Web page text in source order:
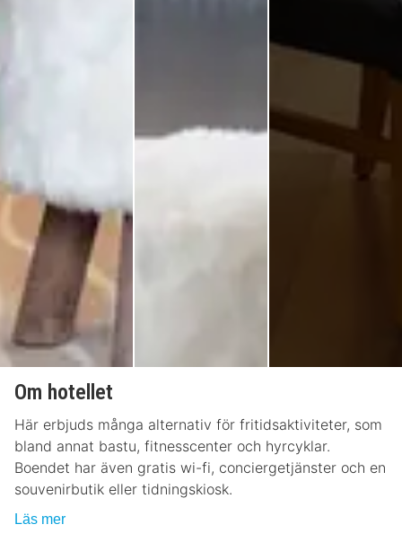
Om hotellet
Här erbjuds många alternativ för fritidsaktiviteter, som
bland annat bastu, fitnesscenter och hyrcyklar.
Boendet har även gratis wi-fi, conciergetjänster och en
souvenirbutik eller tidningskiosk.
Läs mer